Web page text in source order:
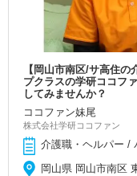
【岡山市南区/サ高住
プクラスの学研ココフ
してみませんか？
ココファン妹尾
株式会社学研ココファン
介護職・ヘルパー /
岡山県 岡山市南区